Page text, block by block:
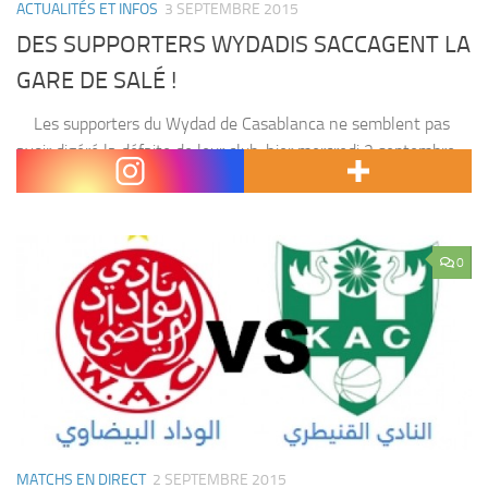
ACTUALITÉS ET INFOS 3 SEPTEMBRE 2015
DES SUPPORTERS WYDADIS SACCAGENT LA
GARE DE SALÉ !
Les supporters du Wydad de Casablanca ne semblent pas
avoir digéré la défaite de leur club, hier mercredi 2 septembre,
face au KAC de Kénitra. Dès la fin du match, les actes...
0
MATCHS EN DIRECT 2 SEPTEMBRE 2015